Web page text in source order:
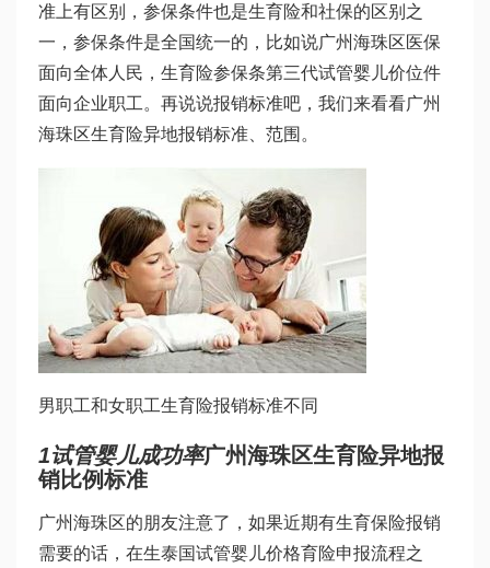
准上有区别，参保条件也是生育险和社保的区别之
一，参保条件是全国统一的，比如说广州海珠区医保
面向全体人民，生育险参保条第三代试管婴儿价位件
面向企业职工。再说说报销标准吧，我们来看看广州
海珠区生育险异地报销标准、范围。
男职工和女职工生育险报销标准不同
1试管婴儿成功率广州海珠区生育险异地报
销比例标准
广州海珠区的朋友注意了，如果近期有生育保险报销
需要的话，在生泰国试管婴儿价格育险申报流程之